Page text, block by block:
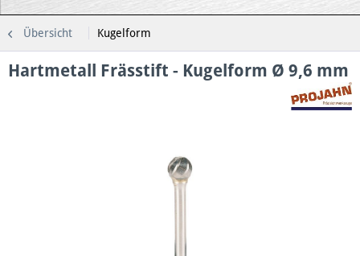
Übersicht Kugelform
Hartmetall Frässtift - Kugelform Ø 9,6 mm